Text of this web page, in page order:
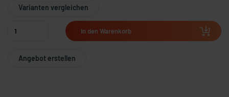
Varianten vergleichen
In den Warenkorb
Angebot erstellen